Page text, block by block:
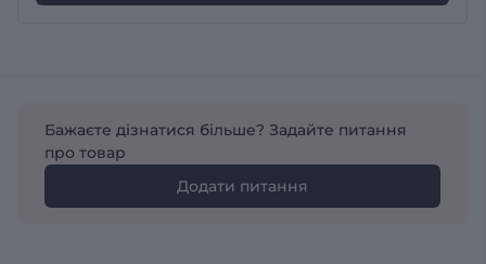
Бажаєте дізнатися більше? Задайте питання
про товар
Додати питання